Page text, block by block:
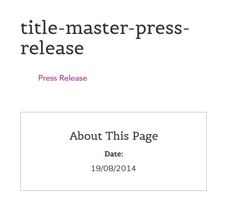
title-master-press-
release
About This Page
Date:
19/08/2014